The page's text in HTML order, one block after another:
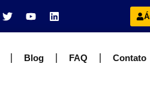
Blog FAQ Contato